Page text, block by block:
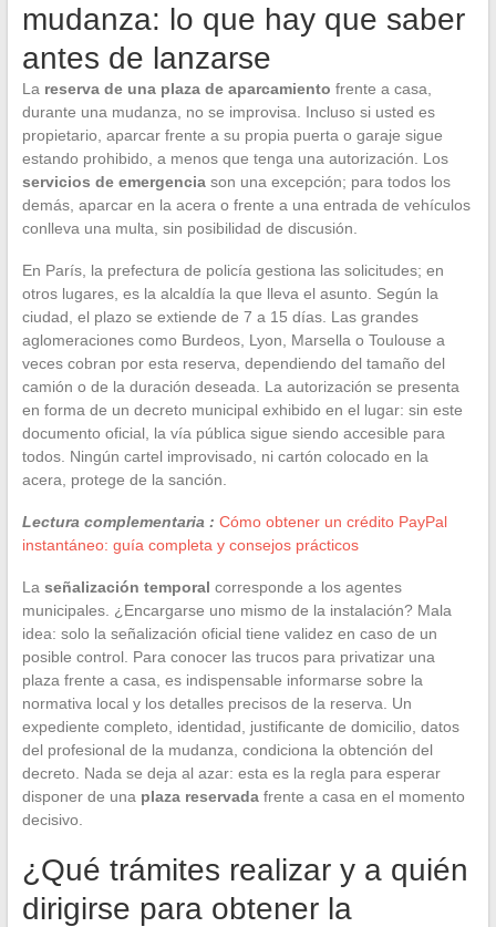
mudanza: lo que hay que saber
antes de lanzarse
La reserva de una plaza de aparcamiento frente a casa,
durante una mudanza, no se improvisa. Incluso si usted es
propietario, aparcar frente a su propia puerta o garaje sigue
estando prohibido, a menos que tenga una autorización. Los
servicios de emergenciason una excepción; para todos los
demás, aparcar en la acera o frente a una entrada de vehículos
conlleva una multa, sin posibilidad de discusión.
En París, la prefectura de policía gestiona las solicitudes; en
otros lugares, es la alcaldía la que lleva el asunto. Según la
ciudad, el plazo se extiende de 7 a 15 días. Las grandes
aglomeraciones como Burdeos, Lyon, Marsella o Toulouse a
veces cobran por esta reserva, dependiendo del tamaño del
camión o de la duración deseada. La autorización se presenta
en forma de un decreto municipal exhibido en el lugar: sin este
documento oficial, la vía pública sigue siendo accesible para
todos. Ningún cartel improvisado, ni cartón colocado en la
acera, protege de la sanción.
Lectura complementaria : Cómo obtener un crédito PayPal
instantáneo: guía completa y consejos prácticos
La señalización temporal corresponde a los agentes
municipales. ¿Encargarse uno mismo de la instalación? Mala
idea: solo la señalización oficial tiene validez en caso de un
posible control. Para conocer las trucos para privatizar una
plaza frente a casa, es indispensable informarse sobre la
normativa local y los detalles precisos de la reserva. Un
expediente completo, identidad, justificante de domicilio, datos
del profesional de la mudanza, condiciona la obtención del
decreto. Nada se deja al azar: esta es la regla para esperar
disponer de una plaza reservadafrente a casa en el momento
decisivo.
¿Qué trámites realizar y a quién
dirigirse para obtener la